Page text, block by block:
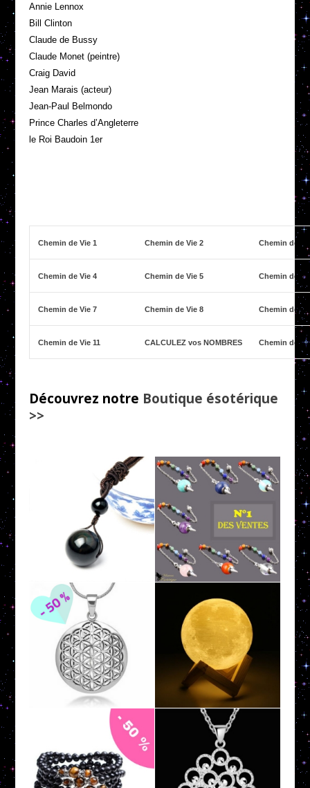
Annie Lennox
Bill Clinton
Claude de Bussy
Claude Monet (peintre)
Craig David
Jean Marais (acteur)
Jean-Paul Belmondo
Prince Charles d’Angleterre
le Roi Baudoin 1er
Chemin de Vie 1 Chemin de Vie 2 Chemin de
Chemin de Vie 4 Chemin de Vie 5 Chemin de
Chemin de Vie 7 Chemin de Vie 8 Chemin de
Chemin de Vie 11 CALCULEZ vos NOMBRES Chemin de
Découvrez notre Boutique ésotérique
>>